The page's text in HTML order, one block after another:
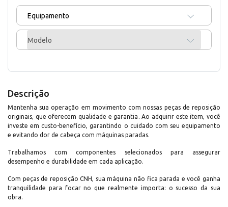
Equipamento
Modelo
Descrição
Mantenha sua operação em movimento com nossas peças de reposição
originais, que oferecem qualidade e garantia. Ao adquirir este item, você
investe em custo-benefício, garantindo o cuidado com seu equipamento
e evitando dor de cabeça com máquinas paradas.
Trabalhamos com componentes selecionados para assegurar
desempenho e durabilidade em cada aplicação.
Com peças de reposição CNH, sua máquina não fica parada e você ganha
tranquilidade para focar no que realmente importa: o sucesso da sua
obra.